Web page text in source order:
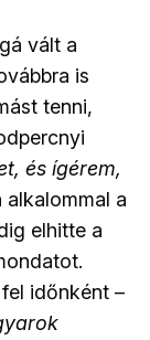
vált a
is
tenni,
és ígérem,
alkalommal a
elhitte a
időnként –